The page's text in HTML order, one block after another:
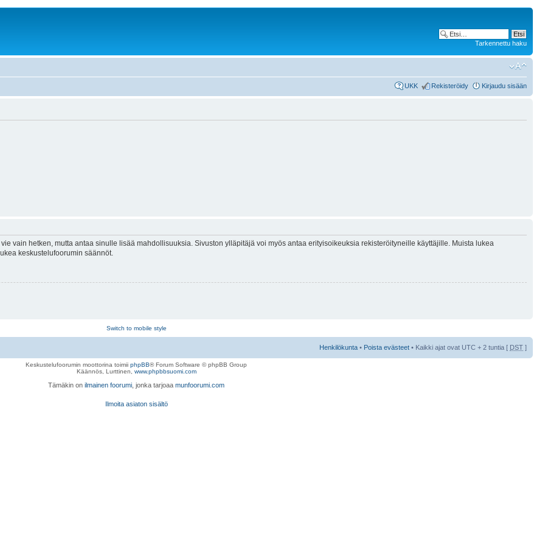
Tarkennettu haku
UKK Rekisteröidy Kirjaudu sisään
vain hetken, mutta antaa sinulle lisää mahdollisuuksia. Sivuston ylläpitäjä voi myös antaa erityisoikeuksia rekisteröityneille käyttäjille. Muista lukea
keskustelufoorumin säännöt.
Switch to mobile style
Henkilökunta • Poista evästeet • Kaikki ajat ovat UTC + 2 tuntia [ DST ]
Keskustelufoorumin moottorina toimii phpBB® Forum Software © phpBB Group
Käännös, Lurttinen, www.phpbbsuomi.com
Tämäkin on ilmainen foorumi , jonka tarjoaa munfoorumi.com
Ilmoita asiaton sisältö